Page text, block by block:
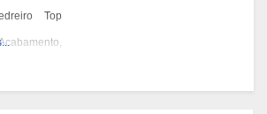
Top
Pedreiro: